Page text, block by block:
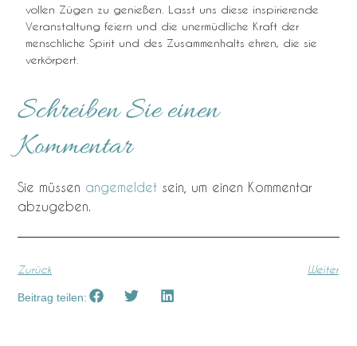
vollen Zügen zu genießen. Lasst uns diese inspirierende
Veranstaltung feiern und die unermüdliche Kraft der
menschliche Spirit und des Zusammenhalts ehren, die sie
verkörpert.
Schreiben Sie einen
Kommentar
Sie müssen angemeldet sein, um einen Kommentar
abzugeben.
Zurück Weiter
Beitrag teilen: